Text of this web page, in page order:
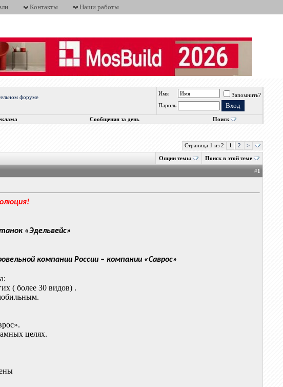
Контакты Наши работы
форуме
Имя
Запомнить?
Пароль
Сообщения за день Поиск
Страница 1 из 2 1 2 >
Опции темы Поиск в этой теме
#1
«Эдельвейс»
компании России – компании «Саврос»
( более 30 видов) .
целях.